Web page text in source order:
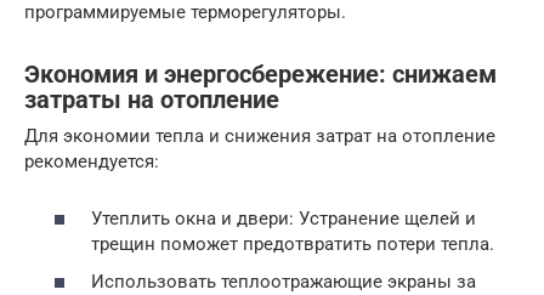
программируемые терморегуляторы.
Экономия и энергосбережение: снижаем
затраты на отопление
Для экономии тепла и снижения затрат на отопление
рекомендуется:
Утеплить окна и двери: Устранение щелей и
трещин поможет предотвратить потери тепла.
Использовать теплоотражающие экраны за